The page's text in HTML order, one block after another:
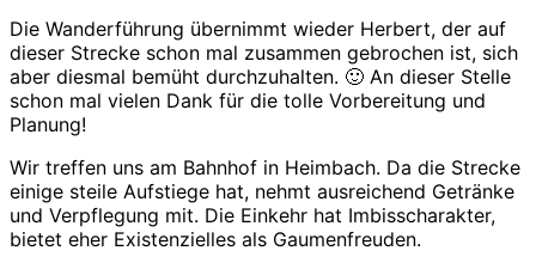
Die Wanderführung übernimmt wieder Herbert, der auf
dieser Strecke schon mal zusammen gebrochen ist, sich
aber diesmal bemüht durchzuhalten. 🙂 An dieser Stelle
schon mal vielen Dank für die tolle Vorbereitung und
Planung!
Wir treffen uns am Bahnhof in Heimbach. Da die Strecke
einige steile Aufstiege hat, nehmt ausreichend Getränke
und Verpflegung mit. Die Einkehr hat Imbisscharakter,
bietet eher Existenzielles als Gaumenfreuden.